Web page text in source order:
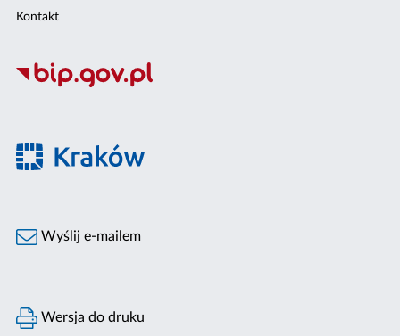
Kontakt
Wyślij e-mailem
Wersja do druku